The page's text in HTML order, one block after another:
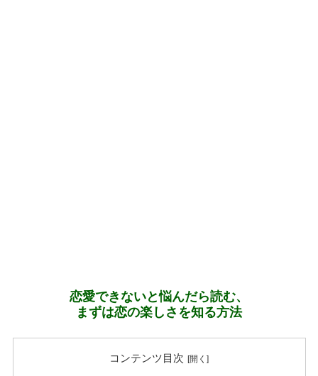
恋愛できないと悩んだら読む、
まずは恋の楽しさを知る方法
コンテンツ目次